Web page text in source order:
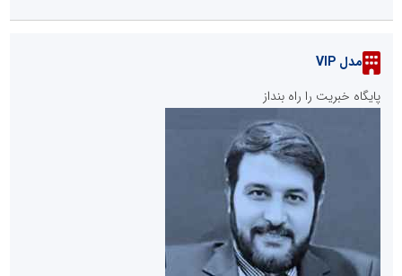
مدل VIP
پایگاه خبریت را راه بنداز